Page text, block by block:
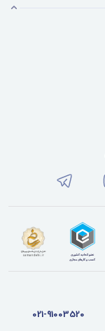
021-91003520